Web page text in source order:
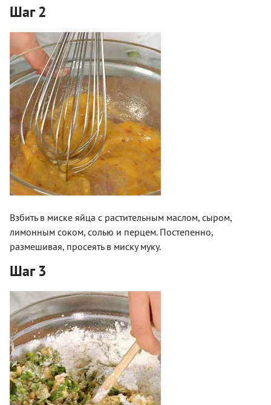
Шаг 2
Взбить в миске яйца с растительным маслом, сыром,
лимонным соком, солью и перцем. Постепенно,
размешивая, просеять в миску муку.
Шаг 3